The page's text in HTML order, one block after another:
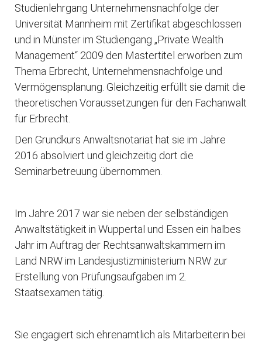
Studienlehrgang Unternehmensnachfolge der
Universität Mannheim mit Zertifikat abgeschlossen
und in Münster im Studiengang „Private Wealth
Management“ 2009 den Mastertitel erworben zum
Thema Erbrecht, Unternehmensnachfolge und
Vermögensplanung. Gleichzeitig erfüllt sie damit die
theoretischen Voraussetzungen für den Fachanwalt
für Erbrecht.
Den Grundkurs Anwaltsnotariat hat sie im Jahre
2016 absolviert und gleichzeitig dort die
Seminarbetreuung übernommen.
Im Jahre 2017 war sie neben der selbständigen
Anwaltstätigkeit in Wuppertal und Essen ein halbes
Jahr im Auftrag der Rechtsanwaltskammern im
Land NRW im Landesjustizministerium NRW zur
Erstellung von Prüfungsaufgaben im 2.
Staatsexamen tätig.
Sie engagiert sich ehrenamtlich als Mitarbeiterin bei